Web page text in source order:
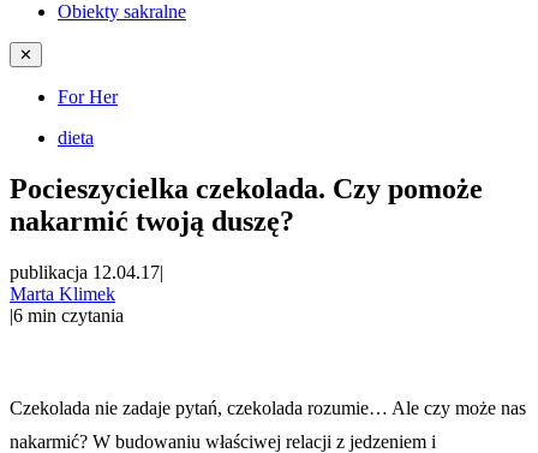
Obiekty sakralne
✕
For Her
dieta
Pocieszycielka czekolada. Czy pomoże
nakarmić twoją duszę?
publikacja 12.04.17|
Marta Klimek
|6 min czytania
Czekolada nie zadaje pytań, czekolada rozumie… Ale czy może nas
nakarmić? W budowaniu właściwej relacji z jedzeniem i